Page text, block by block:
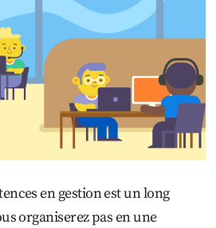
en gestion est un long
organiserez pas en une